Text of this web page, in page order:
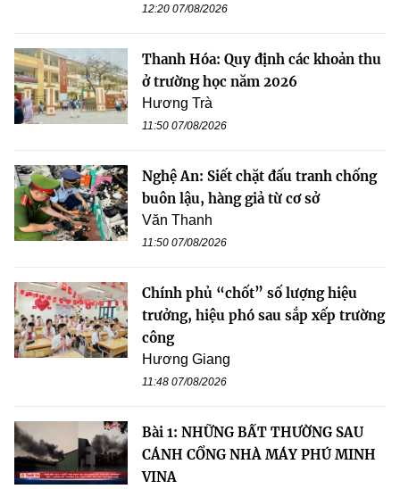
12:20 07/08/2026
Thanh Hóa: Quy định các khoản thu
ở trường học năm 2026
Hương Trà
11:50 07/08/2026
Nghệ An: Siết chặt đấu tranh chống
buôn lậu, hàng giả từ cơ sở
Văn Thanh
11:50 07/08/2026
Chính phủ “chốt” số lượng hiệu
trưởng, hiệu phó sau sắp xếp trường
công
Hương Giang
11:48 07/08/2026
Bài 1: NHỮNG BẤT THƯỜNG SAU
CÁNH CỔNG NHÀ MÁY PHÚ MINH
VINA